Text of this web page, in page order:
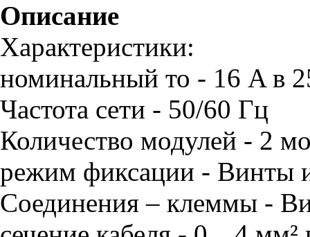
Описание
Характеристики:
номинальный то - 16 A в
Частота сети - 50/60 Гц
Количество модулей - 2
режим фиксации - Винты
Соединения – клеммы -